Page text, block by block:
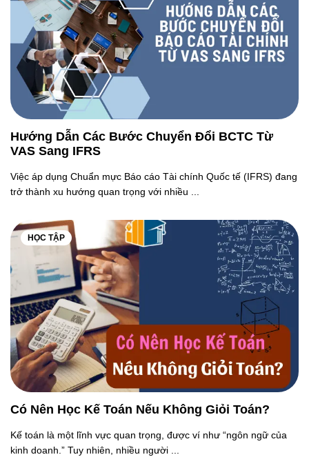
Hướng Dẫn Các Bước Chuyển Đổi BCTC Từ
VAS Sang IFRS
Việc áp dụng Chuẩn mực Báo cáo Tài chính Quốc tế (IFRS) đang
trở thành xu hướng quan trọng với nhiều ...
HỌC TẬP
Có Nên Học Kế Toán Nếu Không Giỏi Toán?
Kế toán là một lĩnh vực quan trọng, được ví như “ngôn ngữ của
kinh doanh.” Tuy nhiên, nhiều người ...